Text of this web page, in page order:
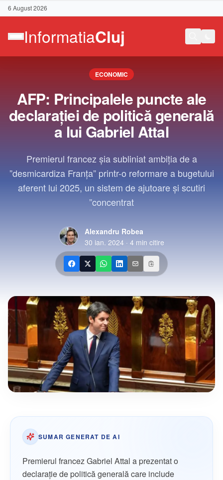
6 August 2026
ECONOMIC
AFP: Principalele puncte ale
declaraţiei de politică generală
a lui Gabriel Attal
Premierul francez şia subliniat ambiţia de a
”desmicardiza Franţa” printr-o reformare a bugetului
aferent lui 2025, un sistem de ajutoare şi scutiri
”concentrat
Alexandru Robea
30 ian. 2024 · 4 min citire
SUMAR GENERAT DE AI
Premierul francez Gabriel Attal a prezentat o
declarație de politică generală care include